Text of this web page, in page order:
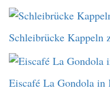
Schleibrücke Kappeln
Eiscafé La Gondola in